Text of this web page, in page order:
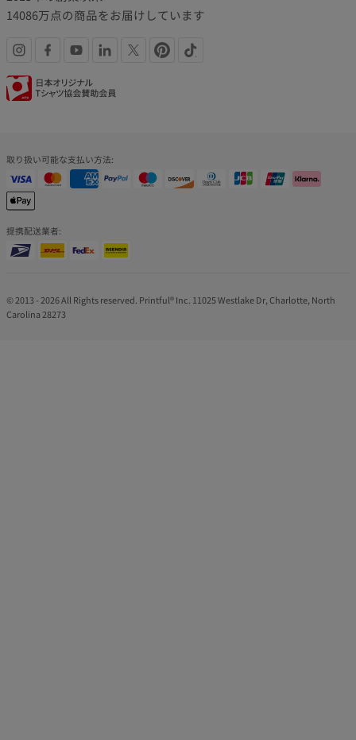
14086万点の商品をお届けしています
SNS
リ
ク
認
バ
ッ
ジ
取り扱い可能な支払い方法:
提携配送業者:
© 2013 - 2026 All Rights reserved. Printful® Inc. 11025 Westlake Dr, Charlotte, North
Carolina 28273